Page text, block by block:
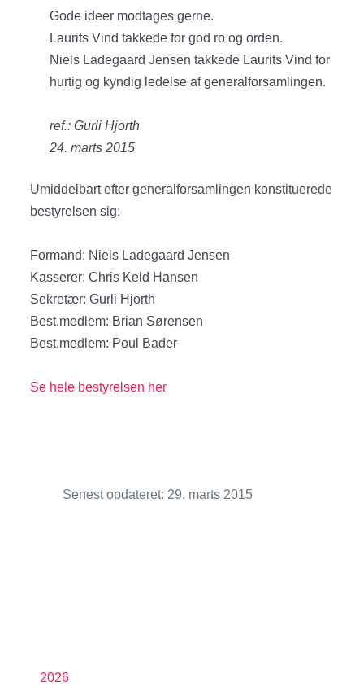
Gode ideer modtages gerne.
Laurits Vind takkede for god ro og orden.
Niels Ladegaard Jensen takkede Laurits Vind for
hurtig og kyndig ledelse af generalforsamlingen.
ref.: Gurli Hjorth
24. marts 2015
Umiddelbart efter generalforsamlingen konstituerede
bestyrelsen sig:
Formand: Niels Ladegaard Jensen
Kasserer: Chris Keld Hansen
Sekretær: Gurli Hjorth
Best.medlem: Brian Sørensen
Best.medlem: Poul Bader
Se hele bestyrelsen her
Senest opdateret: 29. marts 2015
2026